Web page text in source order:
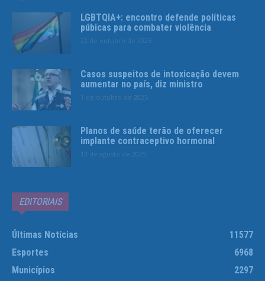
LGBTQIA+: encontro defende políticas
púbicas para combater violência
22 de outubro de 2025
Casos suspeitos de intoxicação devem
aumentar no país, diz ministro
1 de outubro de 2025
Planos de saúde terão de oferecer
implante contraceptivo hormonal
13 de agosto de 2025
EDITORIAIS
Últimas Notícias
11577
Esportes
6968
Municípios
2297